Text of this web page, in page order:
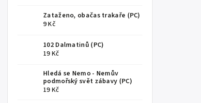
Zataženo, obačas trakaře (PC)
9 Kč
102 Dalmatinů (PC)
19 Kč
Hledá se Nemo - Nemův
podmořský svět zábavy (PC)
19 Kč